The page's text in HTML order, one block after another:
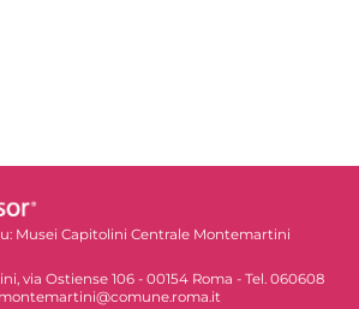
Musei Capitolini Centrale Montemartini
via Ostiense 106 - 00154 Roma - Tel. 060608